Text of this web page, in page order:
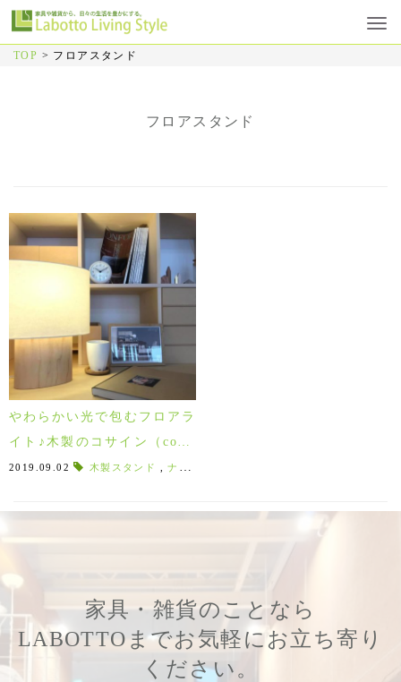
TOP > フロアスタンド
フロアスタンド
やわらかい光で包むフロアラ
イト♪木製のコサイン（cosin
e）は北欧好きにオススメ！
2019.09.02 木製スタンド ,ナチュラルモダン
家具・雑貨のことなら
LABOTTOまでお気軽にお立ち寄り
ください。